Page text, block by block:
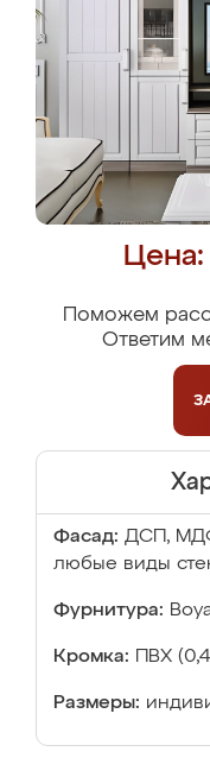
Поможем
Ответим
Фасад: ДСП, МДФ
любые виды
Фурнитура:
Кромка: ПВХ
Размеры: